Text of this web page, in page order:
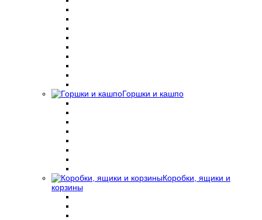
Горшки и кашпо
Коробки, ящики и
корзины